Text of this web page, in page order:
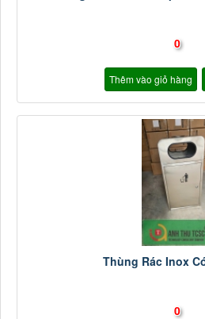
0
Thêm vào giỏ hàng
Thùng Rác Inox
0